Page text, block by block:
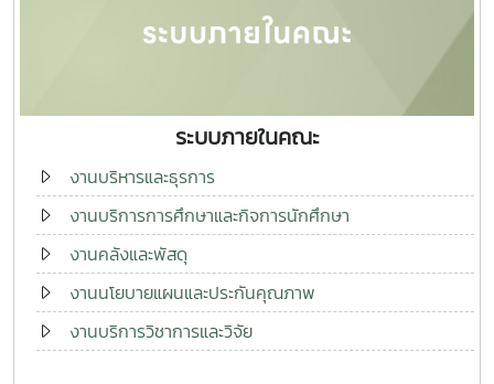
ระบบภายในคณะ
งานบริหารและธุรการ
งานบริการการศึกษาและกิจการนักศึกษา
งานคลังและพัสดุ
งานนโยบายแผนและประกันคุณภาพ
งานบริการวิชาการและวิจัย